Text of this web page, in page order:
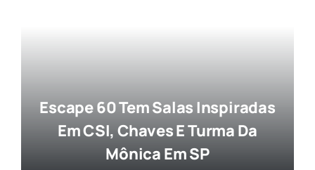
Escape 60 Tem Salas Inspiradas
Em CSI, Chaves E Turma Da
Mônica Em SP